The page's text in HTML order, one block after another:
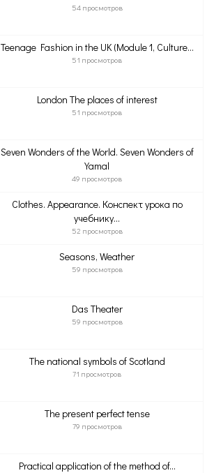
54 просмотров
Teenage Fashion in the UK (Module 1, Culture...
51 просмотров
London The places of interest
51 просмотров
Seven Wonders of the World. Seven Wonders of
Yamal
49 просмотров
Clothes. Appearance. Конспект урока по
учебнику...
52 просмотров
Seasons, Weather
59 просмотров
Das Theater
59 просмотров
The national symbols of Scotland
71 просмотров
The present perfect tense
79 просмотров
Practical application of the method of...